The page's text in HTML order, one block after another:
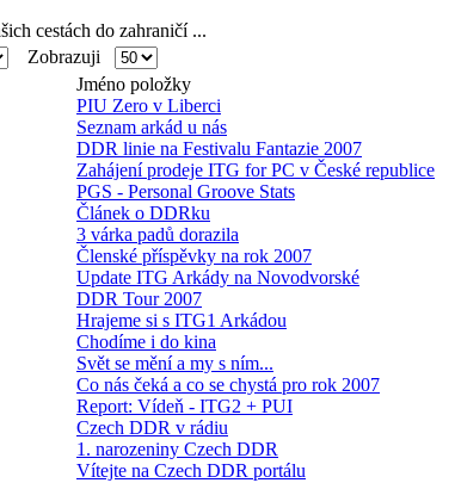
cestách do zahraničí ...
Zobrazuji
Jméno položky
PIU Zero v Liberci
Seznam arkád u nás
DDR linie na Festivalu Fantazie 2007
Zahájení prodeje ITG for PC v České republice
PGS - Personal Groove Stats
Článek o DDRku
3 várka padů dorazila
Členské příspěvky na rok 2007
Update ITG Arkády na Novodvorské
DDR Tour 2007
Hrajeme si s ITG1 Arkádou
Chodíme i do kina
Svět se mění a my s ním...
Co nás čeká a co se chystá pro rok 2007
Report: Vídeň - ITG2 + PUI
Czech DDR v rádiu
1. narozeniny Czech DDR
Vítejte na Czech DDR portálu